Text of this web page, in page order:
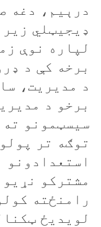
درېيم، دغه
ډيجيټلي
لپاره نوې
برخه کې د
د مديريت،
برخو د
سيسټمونو
توګه تر
استعدادونو
مشترکو
رامنځته
لويديځ